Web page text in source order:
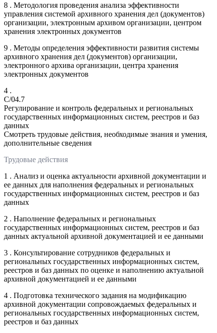
8 . Методология проведения анализа эффективности
управления системой архивного хранения дел (документов)
организации, электронным архивом организации, центром
хранения электронных документов
9 . Методы определения эффективности развития системы
архивного хранения дел (документов) организации,
электронного архива организации, центра хранения
электронных документов
4 .
C/04.7
Регулирование и контроль федеральных и региональных
государственных информационных систем, реестров и баз
данных
Смотреть трудовые действия, необходимые знания и умения,
дополнительные сведения
Трудовые действия
1 . Анализ и оценка актуальности архивной документации и
ее данных для наполнения федеральных и региональных
государственных информационных систем, реестров и баз
данных
2 . Наполнение федеральных и региональных
государственных информационных систем, реестров и баз
данных актуальной архивной документацией и ее данными
3 . Консультирование сотрудников федеральных и
региональных государственных информационных систем,
реестров и баз данных по оценке и наполнению актуальной
архивной документацией и ее данными
4 . Подготовка технического задания на модификацию
архивной документации сопровождаемых федеральных и
региональных государственных информационных систем,
реестров и баз данных